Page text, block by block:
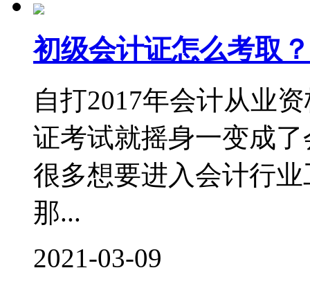
初级会计证怎么考取
自打2017年会计从业
证考试就摇身一变成
很多想要进入会计行
那...
2021-03-09